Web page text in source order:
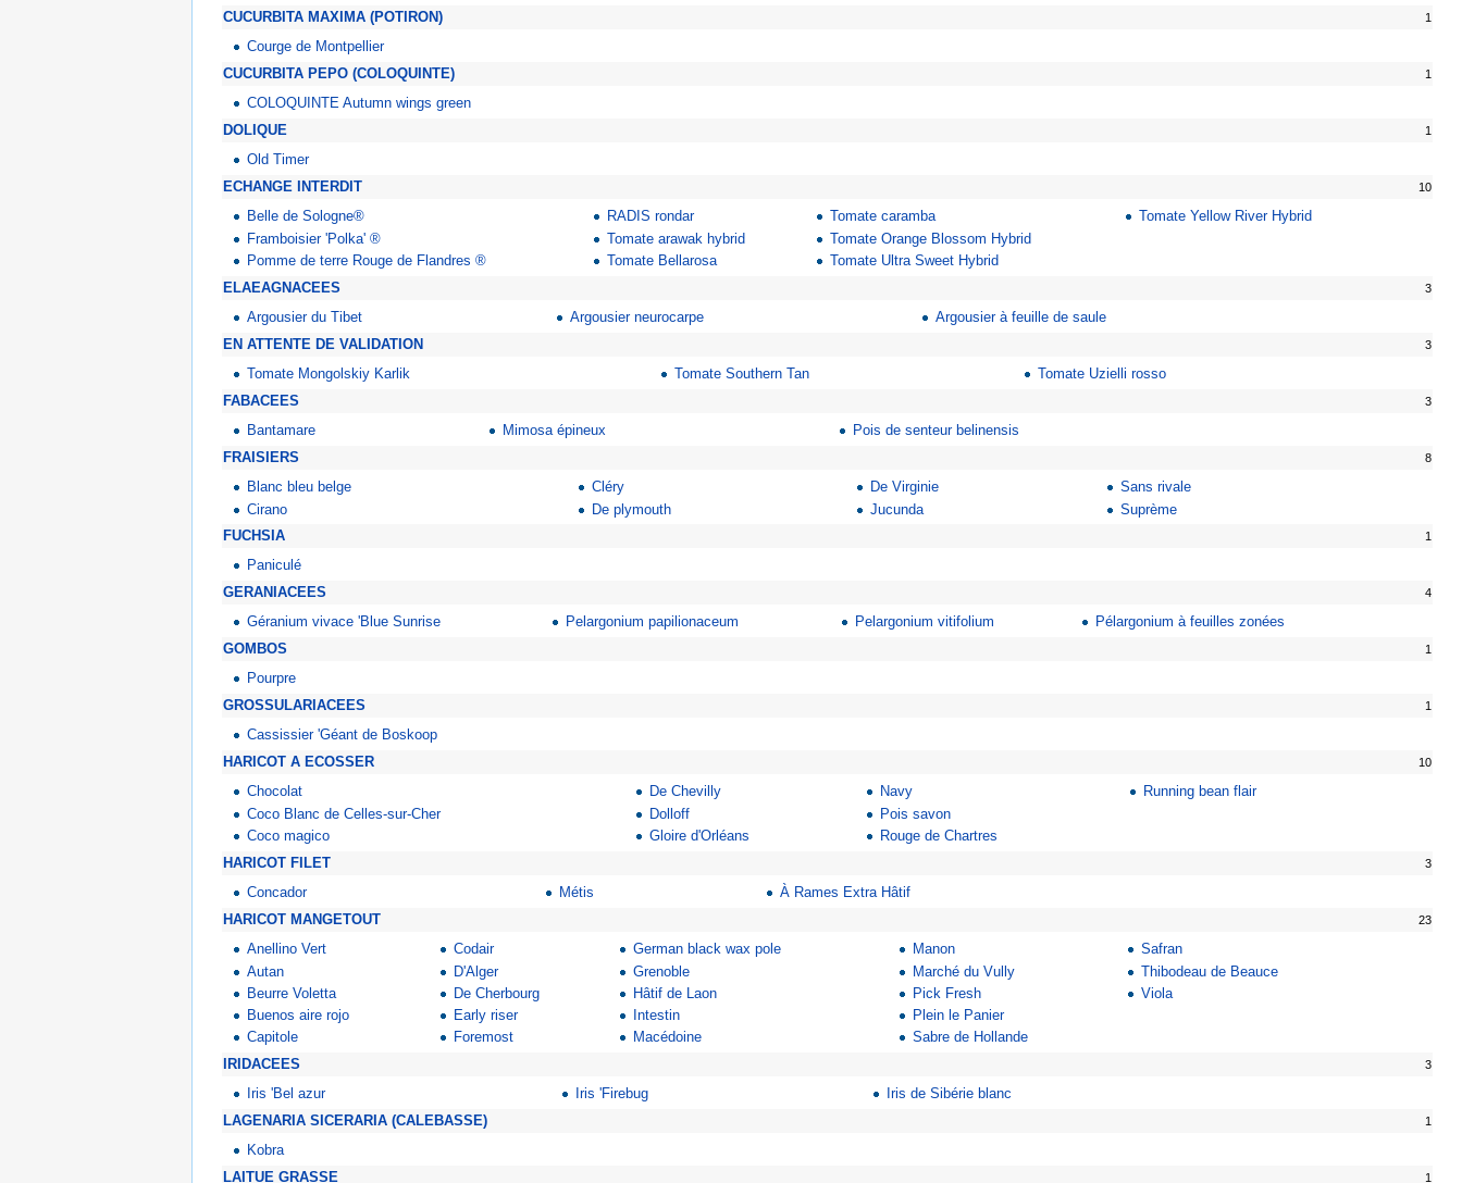
CUCURBITA MAXIMA (POTIRON)
1
Courge de Montpellier
CUCURBITA PEPO (COLOQUINTE)
1
COLOQUINTE Autumn wings green
DOLIQUE
1
Old Timer
ECHANGE INTERDIT
10
Belle de Sologne®
Framboisier 'Polka' ®
Pomme de terre Rouge de Flandres ®
RADIS rondar
Tomate arawak hybrid
Tomate Bellarosa
Tomate caramba
Tomate Orange Blossom Hybrid
Tomate Ultra Sweet Hybrid
Tomate Yellow River Hybrid
ELAEAGNACEES 3
Argousier du Tibet Argousier neurocarpe
Argousier à feuille de saule
EN ATTENTE DE VALIDATION
3
Tomate Mongolskiy Karlik Tomate Southern Tan
Tomate Uzielli rosso
FABACEES
3
Bantamare Mimosa épineux
Pois de senteur belinensis
FRAISIERS
8
Blanc bleu belge
Cirano
Cléry
De plymouth
De Virginie
Jucunda
Sans rivale
Suprème
FUCHSIA
1
Paniculé
GERANIACEES
4
Géranium vivace 'Blue Sunrise Pelargonium papilionaceum Pelargonium vitifolium
Pélargonium à feuilles zonées
GOMBOS
1
Pourpre
GROSSULARIACEES
1
Cassissier 'Géant de Boskoop
HARICOT A ECOSSER
10
Chocolat
Coco Blanc de Celles-sur-Cher
Coco magico
De Chevilly
Dolloff
Gloire d'Orléans
Navy
Pois savon
Rouge de Chartres
Running bean flair
HARICOT FILET 3
Concador Métis
À Rames Extra Hâtif
HARICOT MANGETOUT
23
Anellino Vert
Autan
Beurre Voletta
Buenos aire rojo
Capitole
Codair
D'Alger
De Cherbourg
Early riser
Foremost
German black wax pole
Grenoble
Hâtif de Laon
Intestin
Macédoine
Manon
Marché du Vully
Pick Fresh
Plein le Panier
Sabre de Hollande
Safran
Thibodeau de Beauce
Viola
IRIDACEES 3
Iris 'Bel azur Iris 'Firebug
Iris de Sibérie blanc
LAGENARIA SICERARIA (CALEBASSE)
1
Kobra
LAITUE GRASSE
1